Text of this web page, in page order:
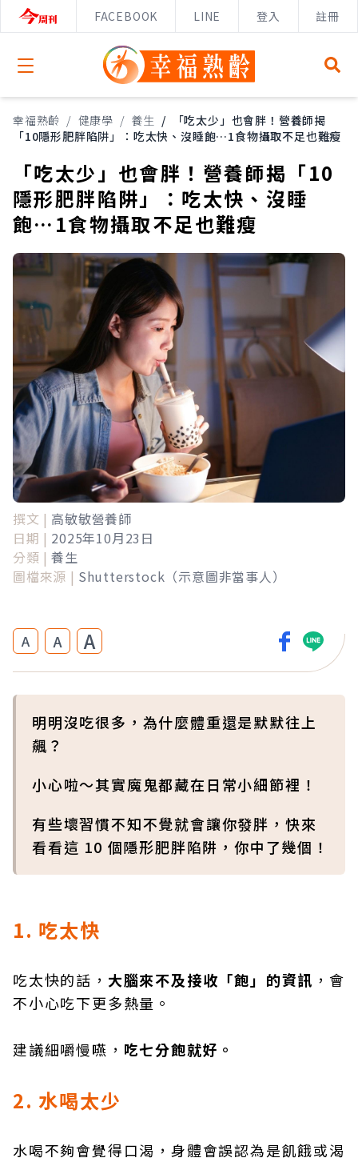
FACEBOOK LINE 登入 註冊
Open menu
幸福熟齡 / 健康學 / 養生 /
「吃太少」也會胖！營養師揭
「10隱形肥胖陷阱」：吃太快、沒睡飽…1食物攝取不足也難瘦
「吃太少」也會胖！營養師揭「10
隱形肥胖陷阱」：吃太快、沒睡
飽…1食物攝取不足也難瘦
撰文 | 高敏敏營養師
日期 | 2025年10月23日
分類 | 養生
圖檔來源 | Shutterstock（示意圖非當事人）
A A A
明明沒吃很多，為什麼體重還是默默往上
飆？
小心啦～其實魔鬼都藏在日常小細節裡！
有些壞習慣不知不覺就會讓你發胖，快來
看看這 10 個隱形肥胖陷阱，你中了幾個！
1. 吃太快
吃太快的話， 大腦來不及接收「飽」的資訊 ，會
不小心吃下更多熱量。
建議細嚼慢嚥， 吃七分飽就好。
2. 水喝太少
水喝不夠會覺得口渴，身體會誤認為是飢餓或渴